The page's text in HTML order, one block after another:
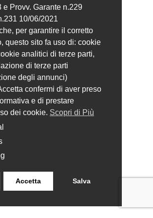
e Provv. Garante n.229
10/06/2021
per garantire il corretto
questo sito fa uso di: cookie
analitici di terze parti,
di terze parti
degli annunci)
confermi di aver preso
e di prestare
dei cookie. Scopri di Più
Accetta Salva